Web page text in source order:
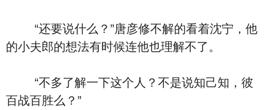
“还要说什么？”唐彦修不解的看着沈宁，他
的小夫郎的想法有时候连他也理解不了。
“不多了解一下这个人？不是说知己知，彼
百战百胜么？”